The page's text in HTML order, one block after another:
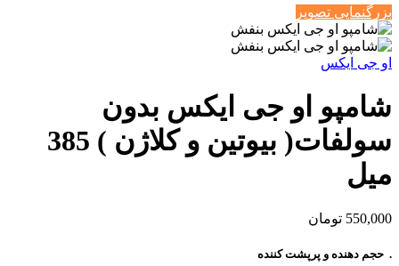
بزرگنمایی تصویر
او جی ایکس
شامپو او جی ایکس بدون
سولفات( بیوتین و کلاژن ) 385
میل
550,000 تومان
. حجم دهنده و پرپشت کننده